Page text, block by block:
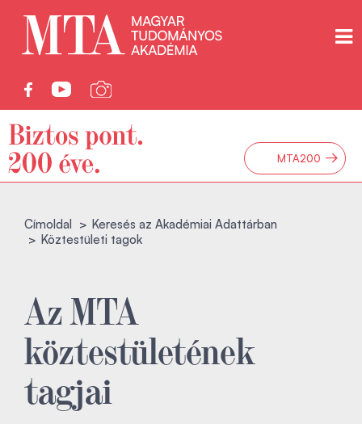
MTA200 →
Címoldal
Keresés az Akadémiai Adattárban
Köztestületi tagok
Az MTA
köztestületének
tagjai